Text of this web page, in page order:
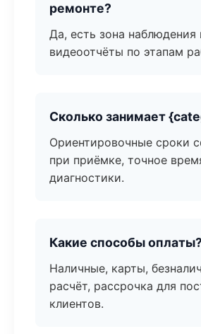
ремонте?
Да, есть зона
видеоотчёты по этапам
Сколько занимает
Ориентировочные сроки
при приёмке, точное
диагностики.
Какие способы оплаты?
Наличные, карты,
расчёт, рассрочка для
клиентов.